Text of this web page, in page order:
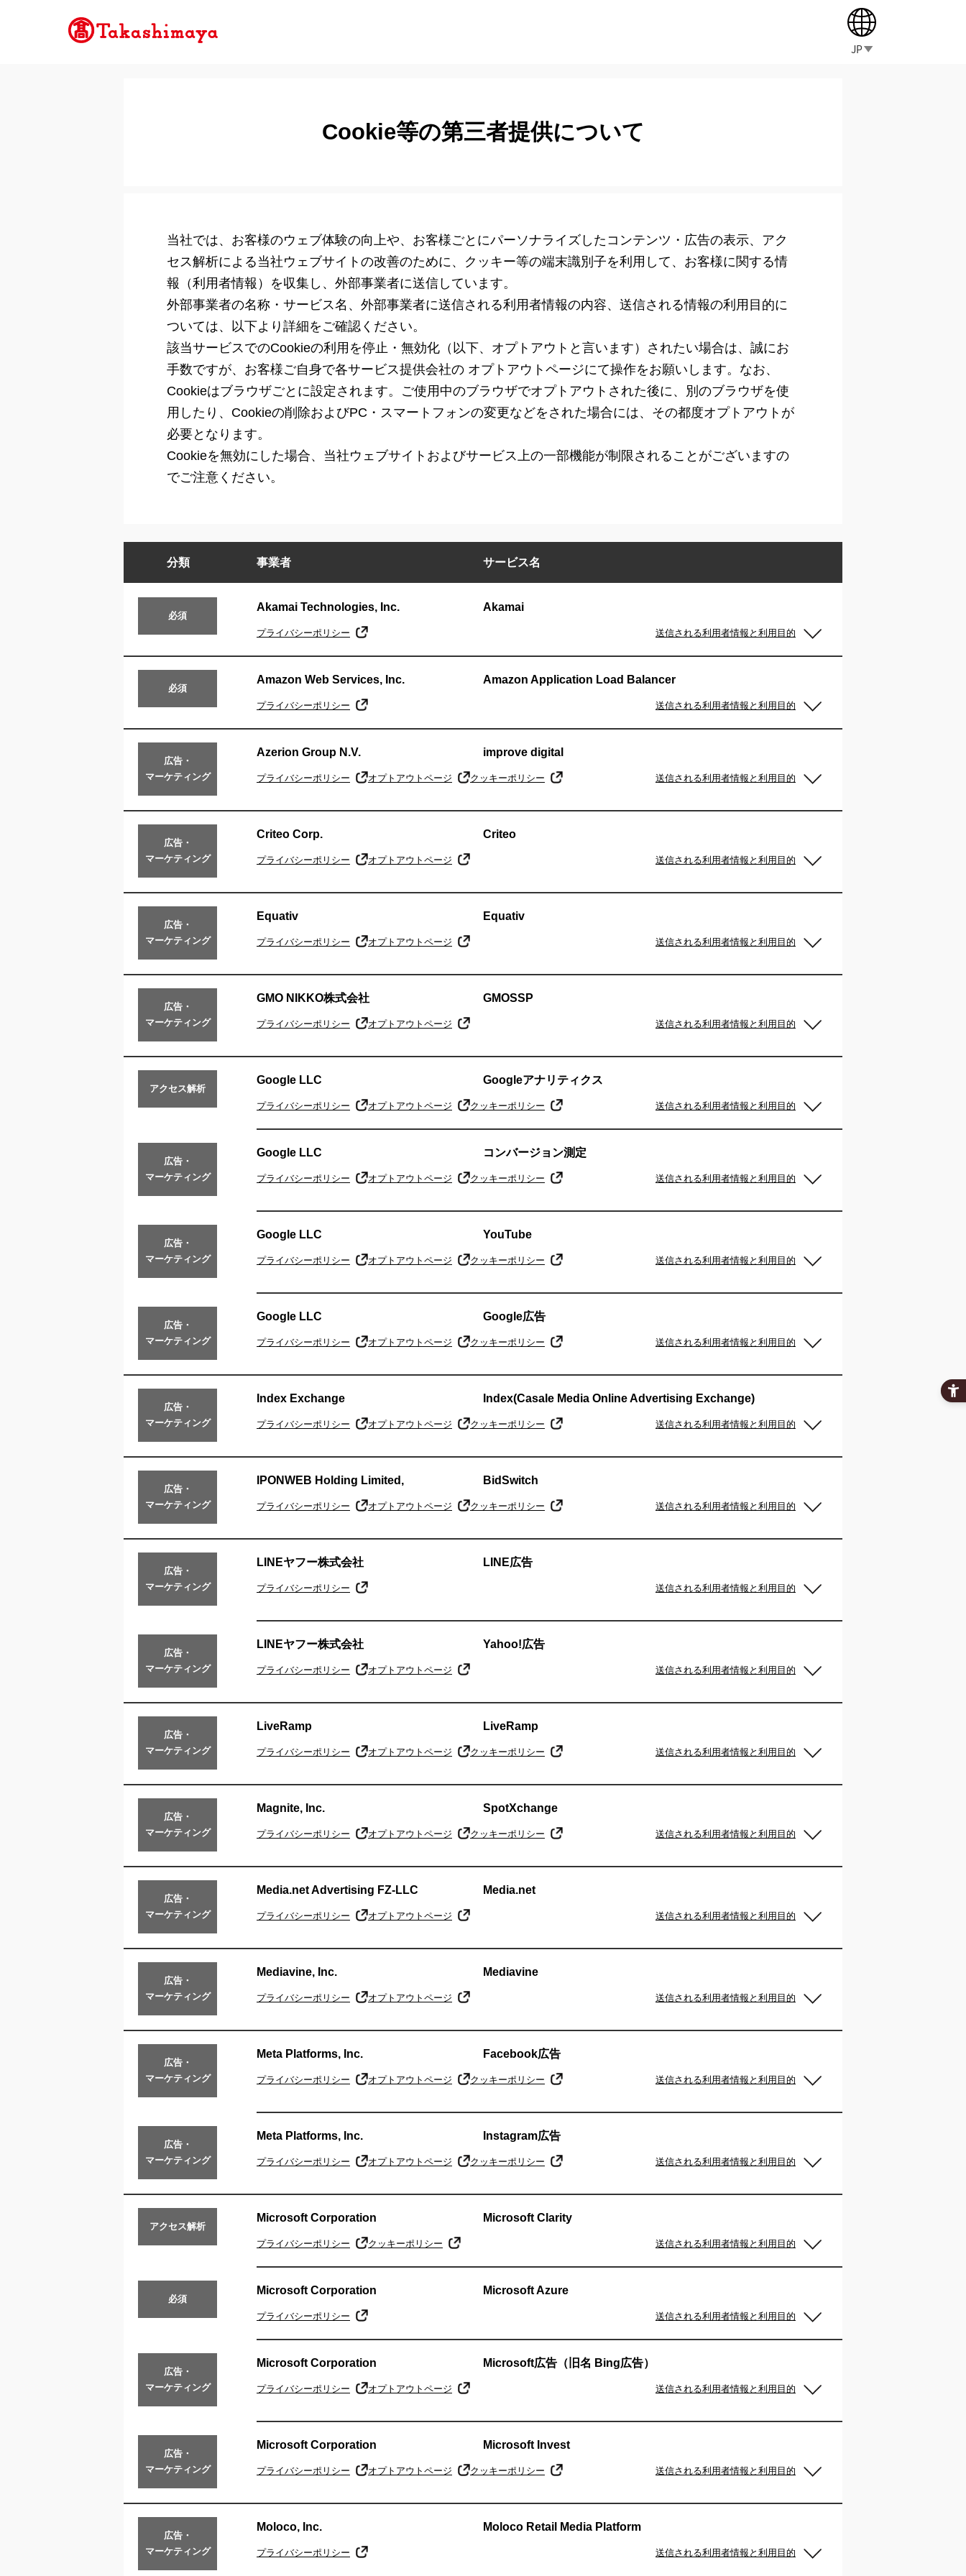
JP
Cookie等の第三者提供について
当社では、お客様のウェブ体験の向上や、お客様ごとにパーソナライズしたコンテンツ・広告の表示、アク
セス解析による当社ウェブサイトの改善のために、クッキー等の端末識別子を利用して、お客様に関する情
報（利用者情報）を収集し、外部事業者に送信しています。
外部事業者の名称・サービス名、外部事業者に送信される利用者情報の内容、送信される情報の利用目的に
ついては、以下より詳細をご確認ください。
該当サービスでのCookieの利用を停止・無効化（以下、オプトアウトと言います）されたい場合は、誠にお
手数ですが、お客様ご自身で各サービス提供会社の オプトアウトページにて操作をお願いします。なお、
Cookieはブラウザごとに設定されます。ご使用中のブラウザでオプトアウトされた後に、別のブラウザを使
用したり、Cookieの削除およびPC・スマートフォンの変更などをされた場合には、その都度オプトアウトが
必要となります。
Cookieを無効にした場合、当社ウェブサイトおよびサービス上の一部機能が制限されることがございますの
でご注意ください。
分類 事業者 サービス名
必須
Akamai Technologies, Inc. Akamai
プライバシーポリシー 送信される利用者情報と利用目的
必須
Amazon Web Services, Inc. Amazon Application Load Balancer
プライバシーポリシー 送信される利用者情報と利用目的
広告・
マーケティング
Azerion Group N.V. improve digital
プライバシーポリシー オプトアウトページ クッキーポリシー 送信される利用者情報と利用目的
広告・
マーケティング
Criteo Corp. Criteo
プライバシーポリシー オプトアウトページ 送信される利用者情報と利用目的
広告・
マーケティング
Equativ Equativ
プライバシーポリシー オプトアウトページ 送信される利用者情報と利用目的
広告・
マーケティング
GMO NIKKO株式会社 GMOSSP
プライバシーポリシー オプトアウトページ 送信される利用者情報と利用目的
アクセス解析
Google LLC Googleアナリティクス
プライバシーポリシー オプトアウトページ クッキーポリシー 送信される利用者情報と利用目的
広告・
マーケティング
Google LLC コンバージョン測定
プライバシーポリシー オプトアウトページ クッキーポリシー 送信される利用者情報と利用目的
広告・
マーケティング
Google LLC YouTube
プライバシーポリシー オプトアウトページ クッキーポリシー 送信される利用者情報と利用目的
広告・
マーケティング
Google LLC Google広告
プライバシーポリシー オプトアウトページ クッキーポリシー 送信される利用者情報と利用目的
広告・
マーケティング
Index Exchange Index(Casale Media Online Advertising Exchange)
プライバシーポリシー オプトアウトページ クッキーポリシー 送信される利用者情報と利用目的
広告・
マーケティング
IPONWEB Holding Limited, BidSwitch
プライバシーポリシー オプトアウトページ クッキーポリシー 送信される利用者情報と利用目的
広告・
マーケティング
LINEヤフー株式会社 LINE広告
プライバシーポリシー 送信される利用者情報と利用目的
広告・
マーケティング
LINEヤフー株式会社 Yahoo!広告
プライバシーポリシー オプトアウトページ 送信される利用者情報と利用目的
広告・
マーケティング
LiveRamp LiveRamp
プライバシーポリシー オプトアウトページ クッキーポリシー 送信される利用者情報と利用目的
広告・
マーケティング
Magnite, Inc. SpotXchange
プライバシーポリシー オプトアウトページ クッキーポリシー 送信される利用者情報と利用目的
広告・
マーケティング
Media.net Advertising FZ-LLC Media.net
プライバシーポリシー オプトアウトページ 送信される利用者情報と利用目的
広告・
マーケティング
Mediavine, Inc. Mediavine
プライバシーポリシー オプトアウトページ 送信される利用者情報と利用目的
広告・
マーケティング
Meta Platforms, Inc. Facebook広告
プライバシーポリシー オプトアウトページ クッキーポリシー 送信される利用者情報と利用目的
広告・
マーケティング
Meta Platforms, Inc. Instagram広告
プライバシーポリシー オプトアウトページ クッキーポリシー 送信される利用者情報と利用目的
アクセス解析
Microsoft Corporation Microsoft Clarity
プライバシーポリシー クッキーポリシー 送信される利用者情報と利用目的
必須
Microsoft Corporation Microsoft Azure
プライバシーポリシー 送信される利用者情報と利用目的
広告・
マーケティング
Microsoft Corporation Microsoft広告（旧名 Bing広告）
プライバシーポリシー オプトアウトページ 送信される利用者情報と利用目的
広告・
マーケティング
Microsoft Corporation Microsoft Invest
プライバシーポリシー オプトアウトページ クッキーポリシー 送信される利用者情報と利用目的
広告・
マーケティング
Moloco, Inc. Moloco Retail Media Platform
プライバシーポリシー 送信される利用者情報と利用目的